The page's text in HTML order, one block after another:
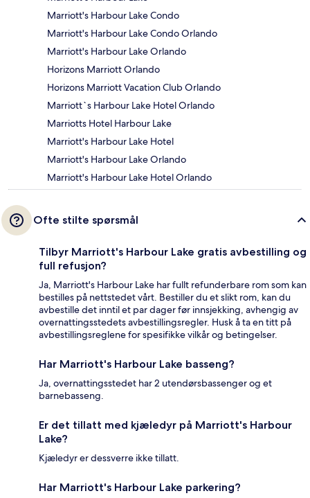
Marriott's Harbour Lake Condo
Marriott's Harbour Lake Condo Orlando
Marriott's Harbour Lake Orlando
Horizons Marriott Orlando
Horizons Marriott Vacation Club Orlando
Marriott`s Harbour Lake Hotel Orlando
Marriotts Hotel Harbour Lake
Marriott's Harbour Lake Hotel
Marriott's Harbour Lake Orlando
Marriott's Harbour Lake Hotel Orlando
Ofte stilte spørsmål
Tilbyr Marriott's Harbour Lake gratis avbestilling og
full refusjon?
Ja, Marriott's Harbour Lake har fullt refunderbare rom som kan
bestilles på nettstedet vårt. Bestiller du et slikt rom, kan du
avbestille det inntil et par dager før innsjekking, avhengig av
overnattingsstedets avbestillingsregler. Husk å ta en titt på
avbestillingsreglene for spesifikke vilkår og betingelser.
Har Marriott's Harbour Lake basseng?
Ja, overnattingsstedet har 2 utendørsbassenger og et
barnebasseng.
Er det tillatt med kjæledyr på Marriott's Harbour
Lake?
Kjæledyr er dessverre ikke tillatt.
Har Marriott's Harbour Lake parkering?